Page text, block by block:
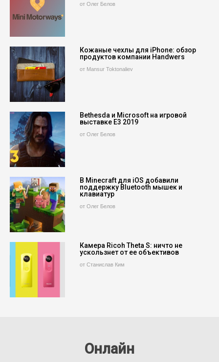
от Олег Белов
Кожаные чехлы для iPhone: обзор
продуктов компании Handwers
от Mansur Toktonaliev
Bethesda и Microsoft на игровой
выставке E3 2019
от Олег Белов
В Minecraft для iOS добавили
поддержку Bluetooth мышек и
клавиатур
от Олег Белов
Камера Ricoh Theta S: ничто не
ускользнет от ее объективов
от Станислав Ким
Онлайн